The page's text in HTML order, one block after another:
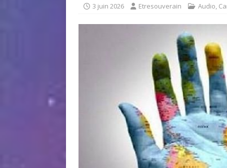
3 juin 2026 Etresouverain Audio,